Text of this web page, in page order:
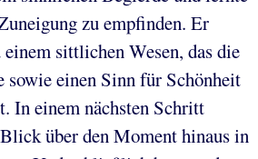
zu empfinden. Er
sittlichen Wesen, das die
einen Sinn für Schönheit
In einem nächsten Schritt
über den Moment hinaus in